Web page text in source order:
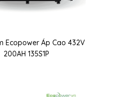
Ecopower Áp Cao 432V
200AH 135S1P